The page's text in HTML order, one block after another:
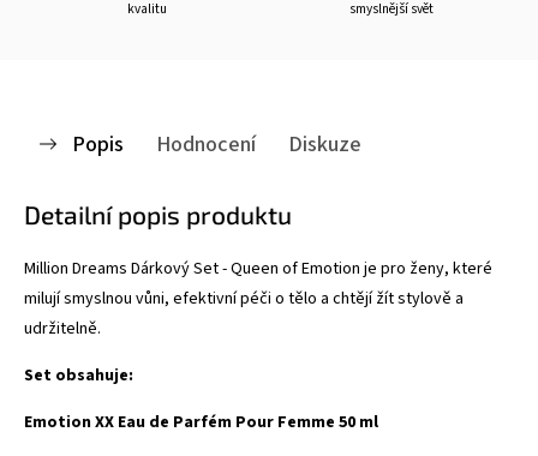
kvalitu
smyslnější svět
Popis Hodnocení Diskuze
Detailní popis produktu
Million Dreams Dárkový Set - Queen of Emotion je pro ženy, které
milují smyslnou vůni, efektivní péči o tělo a chtějí žít stylově a
udržitelně.
Set obsahuje:
Emotion XX Eau de Parfém Pour Femme 50 ml